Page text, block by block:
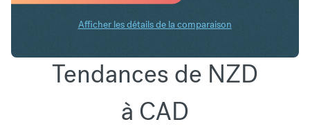
Afficher les détails de la comparaison
Tendances de NZD
à CAD